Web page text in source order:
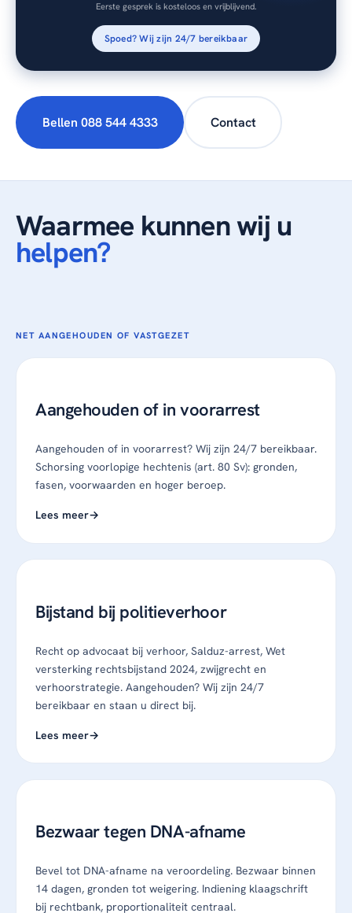
Eerste gesprek is kosteloos en vrijblijvend.
Spoed? Wij zijn 24/7 bereikbaar
Bellen 088 544 4333 Contact
Waarmee kunnen wij u
helpen?
NET AANGEHOUDEN OF VASTGEZET
Aangehouden of in voorarrest
Aangehouden of in voorarrest? Wij zijn 24/7 bereikbaar.
Schorsing voorlopige hechtenis (art. 80 Sv): gronden,
fasen, voorwaarden en hoger beroep.
Lees meer
Bijstand bij politieverhoor
Recht op advocaat bij verhoor, Salduz-arrest, Wet
versterking rechtsbijstand 2024, zwijgrecht en
verhoorstrategie. Aangehouden? Wij zijn 24/7
bereikbaar en staan u direct bij.
Lees meer
Bezwaar tegen DNA-afname
Bevel tot DNA-afname na veroordeling. Bezwaar binnen
14 dagen, gronden tot weigering. Indiening klaagschrift
bij rechtbank, proportionaliteit centraal.